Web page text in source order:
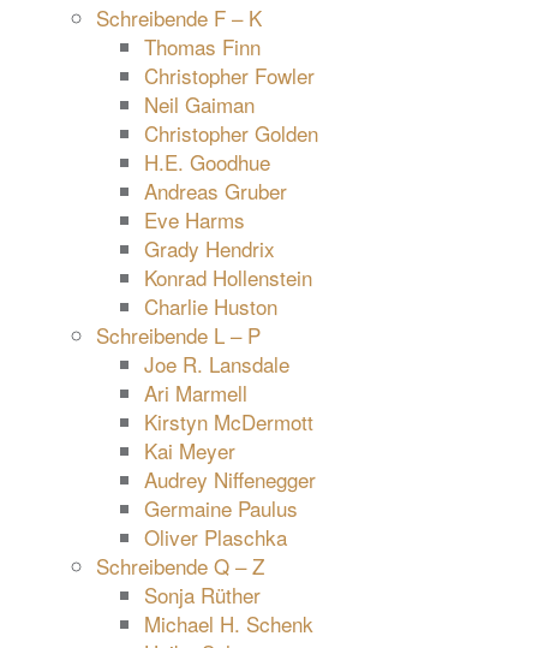
Schreibende F – K
Thomas Finn
Christopher Fowler
Neil Gaiman
Christopher Golden
H.E. Goodhue
Andreas Gruber
Eve Harms
Grady Hendrix
Konrad Hollenstein
Charlie Huston
Schreibende L – P
Joe R. Lansdale
Ari Marmell
Kirstyn McDermott
Kai Meyer
Audrey Niffenegger
Germaine Paulus
Oliver Plaschka
Schreibende Q – Z
Sonja Rüther
Michael H. Schenk